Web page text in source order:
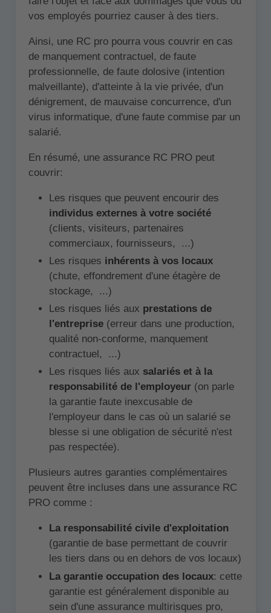
vos employés pourriez causer à des tiers.
Ainsi, une RC pro pourra vous couvrir en cas
de manquement contractuel, de faute
professionnelle, de faute dolosive (intention
malveillante), d'atteinte à la vie privée, d'un
dénigrement, de mauvaise concurrence, d'un
virus informatique, d'une faute commise par un
salarié.
En résumé, une assurance RC PRO peut
couvrir:
Les risques que peuvent encourir des
individus externes à votre société
(clients, visiteurs, partenaires
commerciaux, fournisseurs, ...)
Les risques inhérents à vos locaux
(chute, effondrement d'une étagère de
stockage, ...)
Les risques liés aux prestations de
l'entreprise(erreur dans une production,
qualité non-conforme, manquement
contractuel, ...)
Les risques liés aux salariés et à la
responsabilité de l'employeur(on parle
la garantie faute inexcusable de
l'employeur dans le cas où un salarié se
blesse si une obligation de sécurité n'est
pas respectée).
Plusieurs autres garanties complémentaires
peuvent être incluses dans une assurance RC
PRO comme :
La responsabilité civile d'exploitation
(garantie de base permettant de couvrir
les tiers dans ou en dehors de vos locaux)
La garantie occupation des locaux: cette
garantie est généralement disponible au
sein d'une assurance multirisques pro,